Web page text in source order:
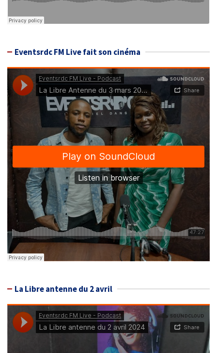
Eventsrdc FM Live fait son cinéma
La Libre antenne du 2 avril